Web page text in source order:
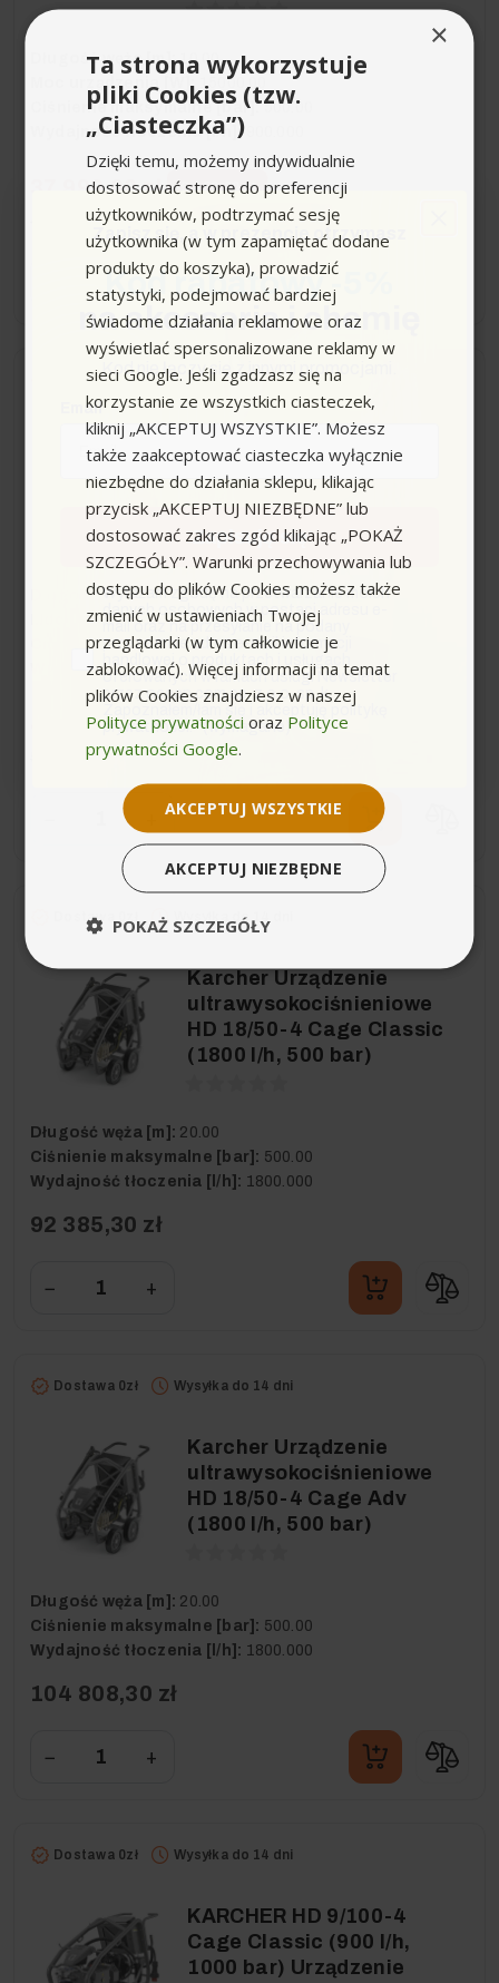
Długość węża [m]: 10.00
Moc urządzenia [W]: 15000.00
Ciśnienie maksymalne [bar]: 500.00
Wydajność tłoczenia [l/h]:
37 999,00 zł -6 453,20 zł
44 452,20 zł Sugerowana cena producenta
+
Dostawa 0zł Wysyłka do 14 dni
Karcher HD 13/35 Ge (350
bar / 1300 l/h / 60°C)
urządzenie ultra
wysokociśnieniowe
Długość węża [m]: 10.00
Moc urządzenia [W]: 16000.00
Ciśnienie maksymalne [bar]: 350.00
Wydajność tłoczenia [l/h]: 1300.000
41 999,00 zł -12 908,20 zł
54 907,20 zł Sugerowana cena producenta
Dostawa 0zł Wysyłka do 14 dni
Karcher Urządzenie
ultrawysokociśnieniowe
HD 18/50-4 Cage Classic
(1800 l/h, 500 bar)
Długość węża [m]: 20.00
Ciśnienie maksymalne [bar]: 500.00
Wydajność tłoczenia [l/h]: 1800.000
92 385,30 zł
− +
Dostawa 0zł Wysyłka do 14 dni
Karcher Urządzenie
ultrawysokociśnieniowe
HD 18/50-4 Cage Adv
(1800 l/h, 500 bar)
Długość węża [m]: 20.00
Ciśnienie maksymalne [bar]: 500.00
Wydajność tłoczenia [l/h]: 1800.000
104 808,30 zł
− +
Dostawa 0zł Wysyłka do 14 dni
KARCHER HD 9/100-4
Cage Classic (900 l/h,
1000 bar) Urządzenie
×
Ta strona wykorzystuje
pliki Cookies (tzw.
„Ciasteczka”)
Dzięki temu, możemy indywidualnie
dostosować stronę do preferencji
użytkowników, podtrzymać sesję
użytkownika (w tym zapamiętać dodane
produkty do koszyka), prowadzić
statystyki, podejmować bardziej
świadome działania reklamowe oraz
wyświetlać spersonalizowane reklamy w
sieci Google. Jeśli zgadzasz się na
korzystanie ze wszystkich ciasteczek,
kliknij „AKCEPTUJ WSZYSTKIE”. Możesz
także zaakceptować ciasteczka wyłącznie
niezbędne do działania sklepu, klikając
przycisk „AKCEPTUJ NIEZBĘDNE” lub
dostosować zakres zgód klikając „POKAŻ
SZCZEGÓŁY”. Warunki przechowywania lub
dostępu do plików Cookies możesz także
zmienić w ustawieniach Twojej
przeglądarki (w tym całkowicie je
zablokować). Więcej informacji na temat
plików Cookies znajdziesz w naszej
Polityce prywatności oraz Polityce
prywatności Google.
AKCEPTUJ WSZYSTKIE
AKCEPTUJ NIEZBĘDNE
POKAŻ SZCZEGÓŁY
Zapisz się, a w prezencie otrzymasz
Kod rabatowy -5%
na akcesoria i chemię
Kod nie łączy się z innymi promocjami.
Email
Zapisuję się
zgodaWyrażam zgodę na przetwarzanie moich
danych osobowych w postaci adresu e-
mail oraz na przesyłanie na podany
przeze mnie adres e-mail informacji
handlowej o produktach i usługach
oferowanych w ramach usługi Newsletter
przez ocean.com sp. z o.o. sp. k.
Zapoznałem/łam się i akceptuję politykę
prywatności. *(wymagane)